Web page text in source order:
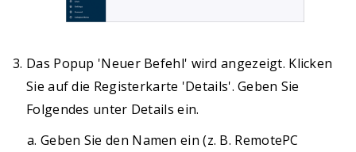
Das Popup 'Neuer Befehl' wird angezeigt. Klicken
Sie auf die Registerkarte 'Details'. Geben Sie
Folgendes unter Details ein.
Geben Sie den Namen ein (z. B. RemotePC